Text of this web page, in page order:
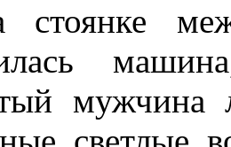
стоянке
мужчина